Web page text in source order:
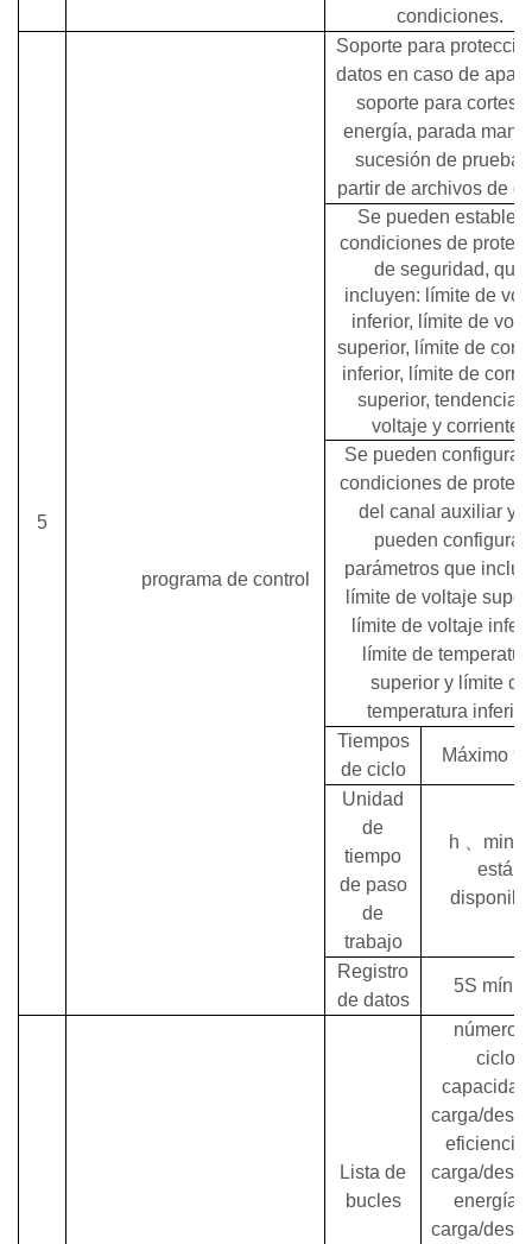
condiciones.
5
programa de control
Soporte para
datos en caso de
soporte para cortes
energía, parada
sucesión de
partir de archivos de
Se pueden
condiciones de
de seguridad, que
incluyen: límite de
inferior, límite de
superior, límite de
inferior, límite de
superior, tendencia
voltaje y corriente
Se pueden configurar
condiciones de
del canal auxiliar y
pueden configurar
parámetros que
límite de voltaje
límite de voltaje
límite de
superior y límite de
temperatura
Tiempos
de ciclo
Máximo
Unidad
de
tiempo
de paso
de
trabajo
h min
están
Registro
de datos
5S
Lista de
bucles
número
ciclo,
carga/
eficiencia
carga/
energía
carga/